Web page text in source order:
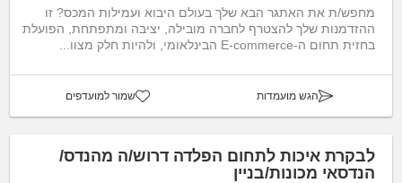
מחפש/ת את האתגר הבא שלך בעולם היבוא ועמילות המכס? זו
ההזדמנות שלך להצטרף לחברה מובילה, יציבה ומתפתחת, הפועלת
בחזית תחום ה-E-commerce הבינלאומי, ולהיות חלק מצוו...
הגש מועמדות שמור למועדפים
לבקרת איכות לתחום הפלדה דרוש/ה מהנדס/
הנדסאי מכונות/בניין